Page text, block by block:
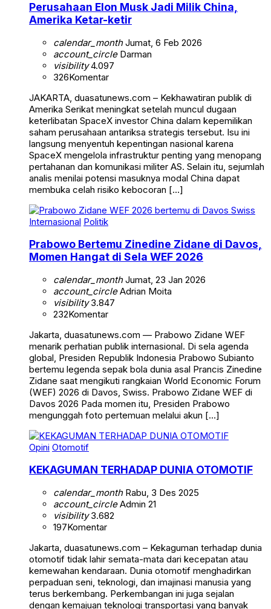
Perusahaan Elon Musk Jadi Milik China,
Amerika Ketar-ketir
calendar_monthJumat, 6 Feb 2026
account_circleDarman
visibility4.097
326Komentar
JAKARTA, duasatunews.com – Kekhawatiran publik di
Amerika Serikat meningkat setelah muncul dugaan
keterlibatan SpaceX investor China dalam kepemilikan
saham perusahaan antariksa strategis tersebut. Isu ini
langsung menyentuh kepentingan nasional karena
SpaceX mengelola infrastruktur penting yang menopang
pertahanan dan komunikasi militer AS. Selain itu, sejumlah
analis menilai potensi masuknya modal China dapat
membuka celah risiko kebocoran […]
Internasional Politik
Prabowo Bertemu Zinedine Zidane di Davos,
Momen Hangat di Sela WEF 2026
calendar_monthJumat, 23 Jan 2026
account_circleAdrian Moita
visibility3.847
232Komentar
Jakarta, duasatunews.com — Prabowo Zidane WEF
menarik perhatian publik internasional. Di sela agenda
global, Presiden Republik Indonesia Prabowo Subianto
bertemu legenda sepak bola dunia asal Prancis Zinedine
Zidane saat mengikuti rangkaian World Economic Forum
(WEF) 2026 di Davos, Swiss. Prabowo Zidane WEF di
Davos 2026 Pada momen itu, Presiden Prabowo
mengunggah foto pertemuan melalui akun […]
Opini Otomotif
KEKAGUMAN TERHADAP DUNIA OTOMOTIF
calendar_monthRabu, 3 Des 2025
account_circleAdmin 21
visibility3.682
197Komentar
Jakarta, duasatunews.com – Kekaguman terhadap dunia
otomotif tidak lahir semata-mata dari kecepatan atau
kemewahan kendaraan. Dunia otomotif menghadirkan
perpaduan seni, teknologi, dan imajinasi manusia yang
terus berkembang. Perkembangan ini juga sejalan
dengan kemajuan teknologi transportasi yang banyak